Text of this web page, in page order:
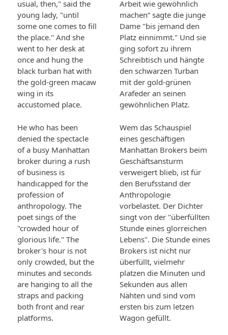
usual, then," said the
young lady, "until
some one comes to fill
the place." And she
went to her desk at
once and hung the
black turban hat with
the gold-green macaw
wing in its
accustomed place.
Arbeit wie gewöhnlich
machen“ sagte die junge
Dame "bis jemand den
Platz einnimmt." Und sie
ging sofort zu ihrem
Schreibtisch und hängte
den schwarzen Turban
mit der gold-grünen
Arafeder an seinen
gewöhnlichen Platz.
He who has been
denied the spectacle
of a busy Manhattan
broker during a rush
of business is
handicapped for the
profession of
anthropology. The
poet sings of the
"crowded hour of
glorious life." The
broker's hour is not
only crowded, but the
minutes and seconds
are hanging to all the
straps and packing
both front and rear
platforms.
Wem das Schauspiel
eines geschäftigen
Manhattan Brokers beim
Geschäftsansturm
verweigert blieb, ist für
den Berufsstand der
Anthropologie
vorbelastet. Der Dichter
singt von der "überfüllten
Stunde eines glorreichen
Lebens". Die Stunde eines
Brokers ist nicht nur
überfüllt, vielmehr
platzen die Minuten und
Sekunden aus allen
Nähten und sind vom
ersten bis zum letzen
Wagon gefüllt.